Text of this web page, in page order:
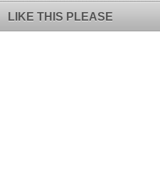
LIKE THIS PLEASE